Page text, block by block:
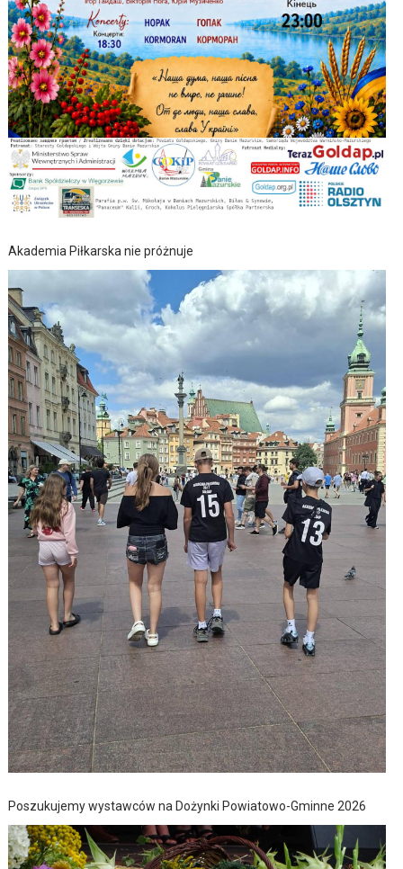
Akademia Piłkarska nie próżnuje
Poszukujemy wystawców na Dożynki Powiatowo-Gminne 2026